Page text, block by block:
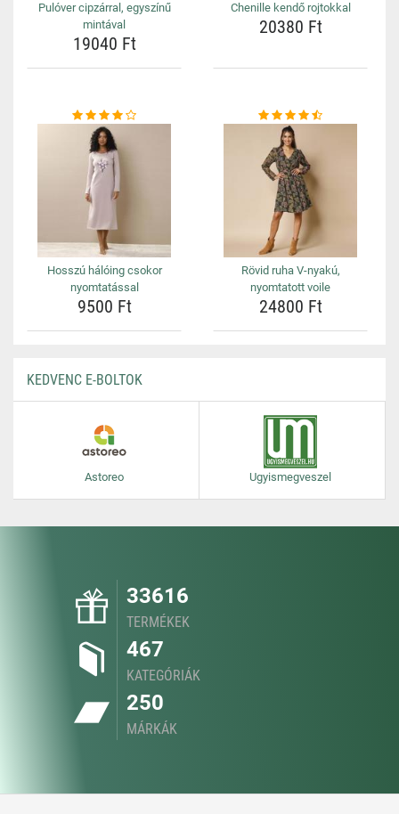
Pulóver cipzárral, egyszínű
mintával
19040 Ft
Chenille kendő rojtokkal
20380 Ft
Hosszú hálóing csokor
nyomtatással
9500 Ft
Rövid ruha V-nyakú,
nyomtatott voile
24800 Ft
KEDVENC E-BOLTOK
Astoreo Ugyismegveszel
33616
TERMÉKEK
467
KATEGÓRIÁK
250
MÁRKÁK